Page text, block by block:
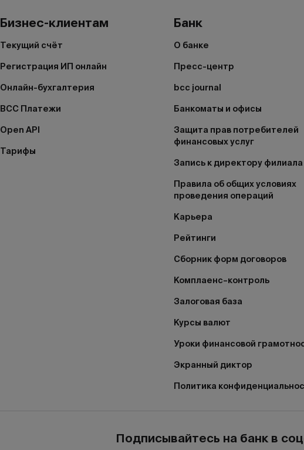
Бизнес-клиентам
Текущий счёт
Регистрация ИП онлайн
Онлайн-бухгалтерия
BCC Платежи
Open API
Тарифы
Банк
О банке
Пресс-центр
bcc journal
Банкоматы и офисы
Защита прав потребителей
финансовых услуг
Запись к директору филиала
Правила об общих условиях
проведения операций
Карьера
Рейтинги
Сборник форм договоров
Комплаенс–контроль
Залоговая база
Курсы валют
Уроки финансовой
Экранный диктор
Политика
Подписывайтесь на банк в